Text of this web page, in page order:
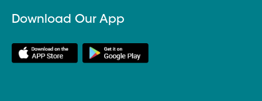
Download Our App